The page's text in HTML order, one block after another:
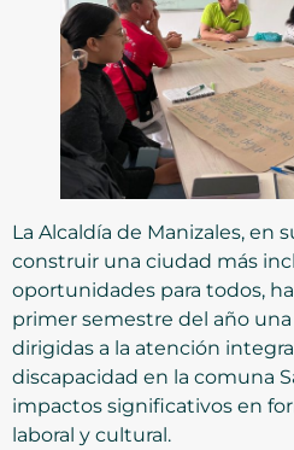
La Alcaldía de Manizales, en
construir una ciudad más
oportunidades para todos,
primer semestre del año
dirigidas a la atención
discapacidad en la comuna
impactos significativos en
laboral y cultural.